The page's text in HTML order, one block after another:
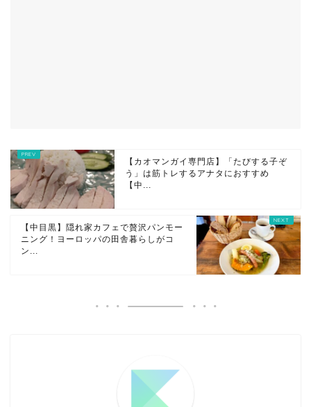
【カオマンガイ専門店】「たびする子ぞ
う」は筋トレするアナタにおすすめ
【中...
【中目黒】隠れ家カフェで贅沢パンモー
ニング！ヨーロッパの田舎暮らしがコ
ン...